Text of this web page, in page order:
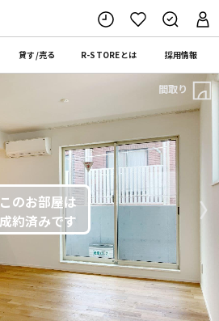
貸す/売る R-STOREとは 採用情報
〉
間取り